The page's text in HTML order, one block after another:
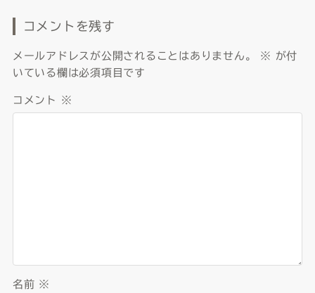
コメントを残す
メールアドレスが公開されることはありません。 ※ が付
いている欄は必須項目です
コメント ※
名前 ※